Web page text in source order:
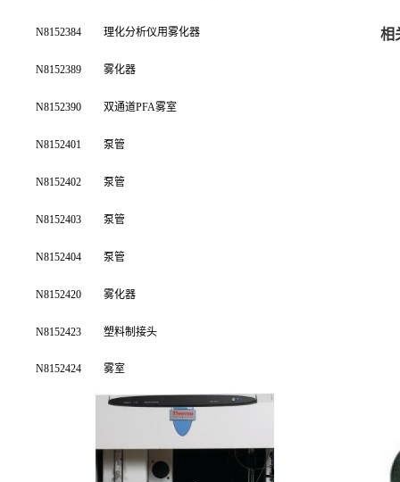
N8152384 理化分析仪用雾化器
N8152389 雾化器
N8152390 双通道PFA雾室
N8152401 泵管
N8152402 泵管
N8152403 泵管
N8152404 泵管
N8152420 雾化器
N8152423 塑料制接头
N8152424 雾室
相